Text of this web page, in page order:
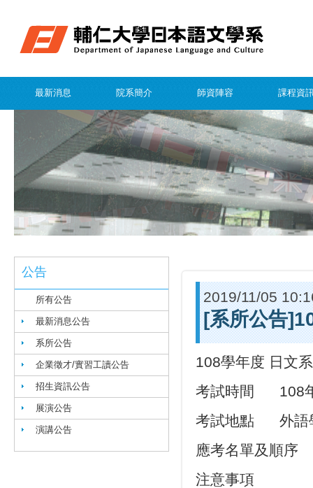
最新消息 院系簡介 師資陣容 課程資
公告
所有公告
最新消息公告
系所公告
企業徵才/實習工讀公告
招生資訊公告
展演公告
演講公告
2019/11/05
[系所公告
108學年度 日文
考試時間 108年
考試地點 外語
應考名單及順
注意事項